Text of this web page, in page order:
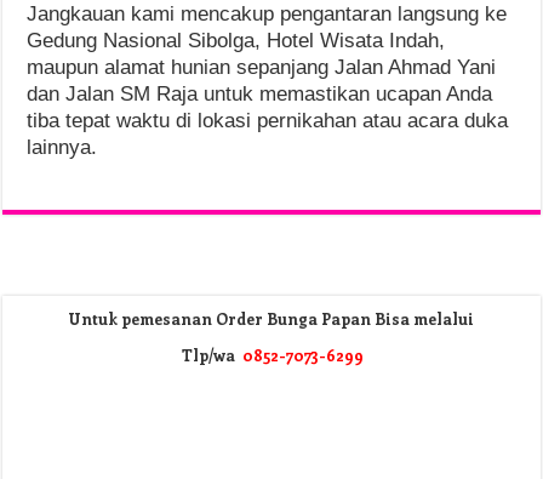
Jangkauan kami mencakup pengantaran langsung ke
Gedung Nasional Sibolga, Hotel Wisata Indah,
maupun alamat hunian sepanjang Jalan Ahmad Yani
dan Jalan SM Raja untuk memastikan ucapan Anda
tiba tepat waktu di lokasi pernikahan atau acara duka
lainnya.
Untuk pemesanan Order Bunga Papan Bisa melalui
Tlp/wa 0852-7073-6299